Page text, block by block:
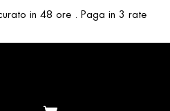
in 48 ore . Paga in 3 rate